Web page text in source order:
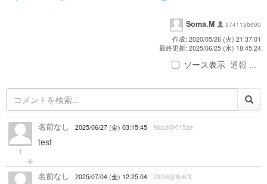
Soma.M
374113be90
作成: 2020/05/26 (火) 21:37:01
最終更新: 2025/06/25 (水) 18:45:24
ソース表示 通報 ...
1
名前なし 2025/06/27 (金) 03:15:45 9bacf@015de
test
名前なし 2025/07/04 (金) 12:25:04 20f34@8c6f3